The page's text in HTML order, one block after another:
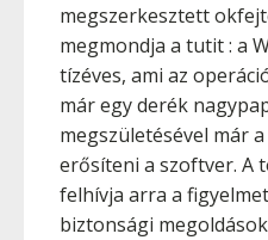
megszerkesztett
megmondja a tutit : a
tízéves, ami az
már egy derék
megszületésével már
erősíteni a szoftver. A
felhívja arra a
biztonsági